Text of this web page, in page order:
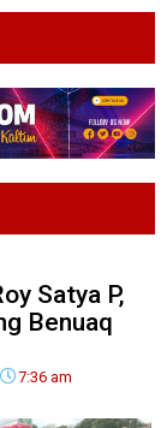
Satya P,
Benuaq
7:36 am